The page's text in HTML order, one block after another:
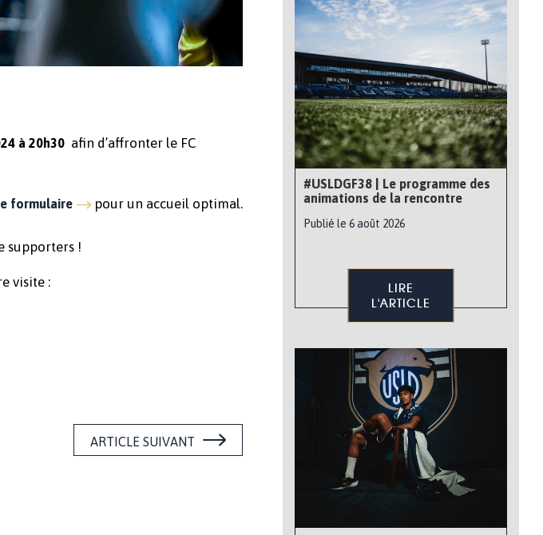
à 20h30 afin d’affronter le FC
formulaire pour un accueil optimal.
supporters !
visite :
ARTICLE SUIVANT
#USLDGF38 | Le programme des
animations de la rencontre
Publié le 6 août 2026
LIRE
L'ARTICLE